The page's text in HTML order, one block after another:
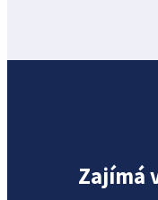
Zajímá